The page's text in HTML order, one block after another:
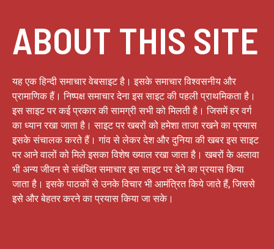
ABOUT THIS SITE
यह एक हिन्दी समाचार वेबसाइट है। इसके समाचार विश्वसनीय और
प्रामाणिक हैं। निष्पक्ष समाचार देना इस साइट की पहली प्राथमिकता है।
इस साइट पर कई प्रकार की सामग्री सभी को मिलती है। जिसमें हर वर्ग
का ध्यान रखा जाता है। साइट पर खबरों को हमेशा ताजा रखने का प्रयास
इसके संचालक करते हैं। गांव से लेकर देश और दुनिया की खबर इस साइट
पर आने वालों को मिले इसका विशेष ख्याल रखा जाता है। खबरों के अलावा
भी अन्य जीवन से संबंधित समाचार इस साइट पर देने का प्रयास किया
जाता है। इसके पाठकों से उनके विचार भी आमंत्रित किये जाते हैं, जिससे
इसे और बेहतर करने का प्रयास किया जा सके।